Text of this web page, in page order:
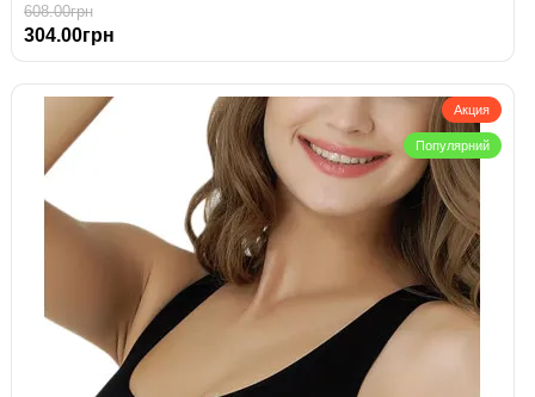
608.00грн
304.00грн
Акция
Популярний